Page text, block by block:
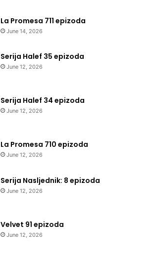
La Promesa 711 epizoda
June 14, 2026
Serija Halef 35 epizoda
June 12, 2026
Serija Halef 34 epizoda
June 12, 2026
La Promesa 710 epizoda
June 12, 2026
Serija Nasljednik: 8 epizoda
June 12, 2026
Velvet 91 epizoda
June 12, 2026